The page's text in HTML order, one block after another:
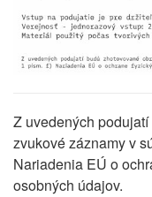
Z uvedených
zvukové záznamy v
Nariadenia EÚ o
osobných údajov.